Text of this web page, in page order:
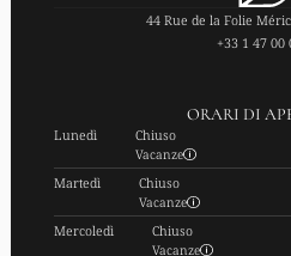
44 Rue de la Folie
+33 1 47 00
ORARI DI
Lunedì Chiuso
Vacanze
Martedì Chiuso
Vacanze
Mercoledì Chiuso
Vacanze